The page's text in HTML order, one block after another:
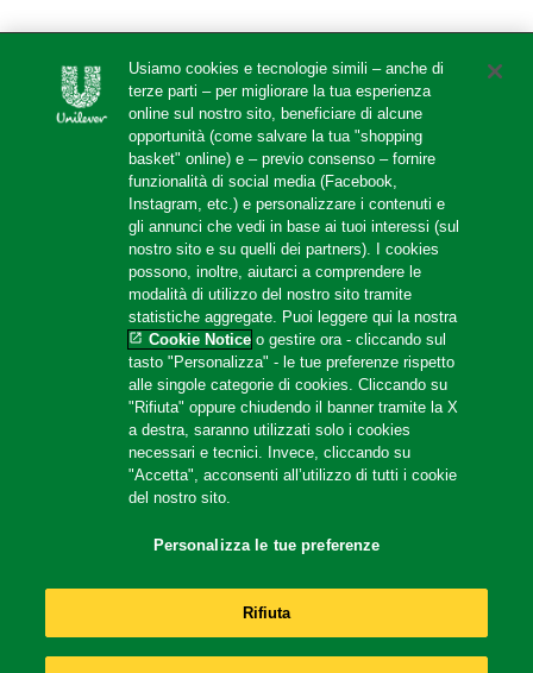
Gran Purè
Usiamo cookies e tecnologie simili – anche di
terze parti – per migliorare la tua esperienza
online sul nostro sito, beneficiare di alcune
opportunità (come salvare la tua "shopping
basket" online) e – previo consenso – fornire
funzionalità di social media (Facebook,
Instagram, etc.) e personalizzare i contenuti e
gli annunci che vedi in base ai tuoi interessi (sul
nostro sito e su quelli dei partners). I cookies
possono, inoltre, aiutarci a comprendere le
modalità di utilizzo del nostro sito tramite
statistiche aggregate. Puoi leggere qui la nostra
Cookie Notice o gestire ora - cliccando sul
tasto "Personalizza" - le tue preferenze rispetto
alle singole categorie di cookies. Cliccando su
"Rifiuta" oppure chiudendo il banner tramite la X
a destra, saranno utilizzati solo i cookies
necessari e tecnici. Invece, cliccando su
"Accetta", acconsenti all’utilizzo di tutti i cookie
del nostro sito.
Personalizza le tue preferenze
Rifiuta